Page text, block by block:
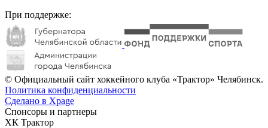
При поддержке:
© Официальный сайт хоккейного клуба «Трактор» Челябинск.
Политика конфиденциальности
Сделано в Xpage
Спонсоры и партнеры
ХК Трактор